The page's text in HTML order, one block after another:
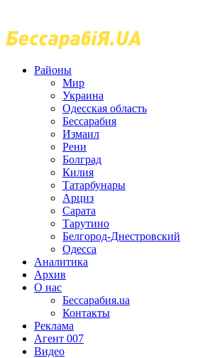
Районы
Мир
Украина
Одесская область
Бессарабия
Измаил
Рени
Болград
Килия
Татарбунары
Арциз
Сарата
Тарутино
Белгород-Днестровский
Одесса
Аналитика
Архив
О нас
Бессарабия.ua
Контакты
Реклама
Агент 007
Видео